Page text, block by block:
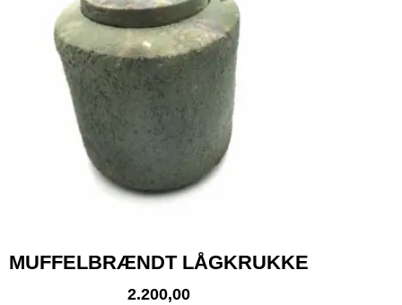
MUFFELBRÆNDT LÅGKRUKKE
2.200,00